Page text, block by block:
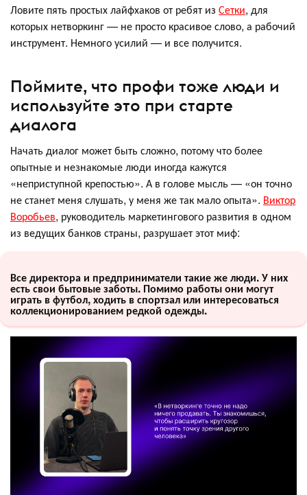
Ловите пять простых лайфхаков от ребят из Сетки, для
которых нетворкинг — не просто красивое слово, а рабочий
инструмент. Немного усилий — и все получится.
Поймите, что профи тоже люди и
используйте это при старте
диалога
Начать диалог может быть сложно, потому что более
опытные и незнакомые люди иногда кажутся
«неприступной крепостью». А в голове мысль — «он точно
не станет меня слушать, у меня же так мало опыта». Виктор
Воробьев, руководитель маркетингового развития в одном
из ведущих банков страны, разрушает этот миф:
Все директора и предприниматели такие же люди. У них
есть свои бытовые заботы. Помимо работы они могут
играть в футбол, ходить в спортзал или интересоваться
коллекционированием редкой одежды.